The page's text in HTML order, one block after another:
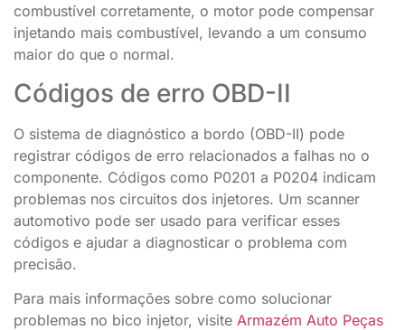
combustível corretamente, o motor pode compensar
injetando mais combustível, levando a um consumo
maior do que o normal.
Códigos de erro OBD-II
O sistema de diagnóstico a bordo (OBD-II) pode
registrar códigos de erro relacionados a falhas no o
componente. Códigos como P0201 a P0204 indicam
problemas nos circuitos dos injetores. Um scanner
automotivo pode ser usado para verificar esses
códigos e ajudar a diagnosticar o problema com
precisão.
Para mais informações sobre como solucionar
problemas no bico injetor, visite Armazém Auto Peças